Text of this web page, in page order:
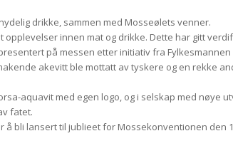
drikke, sammen med Mosseølets venner.
innen mat og drikke. Dette har gitt
på messen etter initiativ fra
akevitt ble mottatt av tyskere og en rekke
aquavit med egen logo, og i selskap med nøye
fatet.
bli lansert til jublieet for Mossekonventionen den